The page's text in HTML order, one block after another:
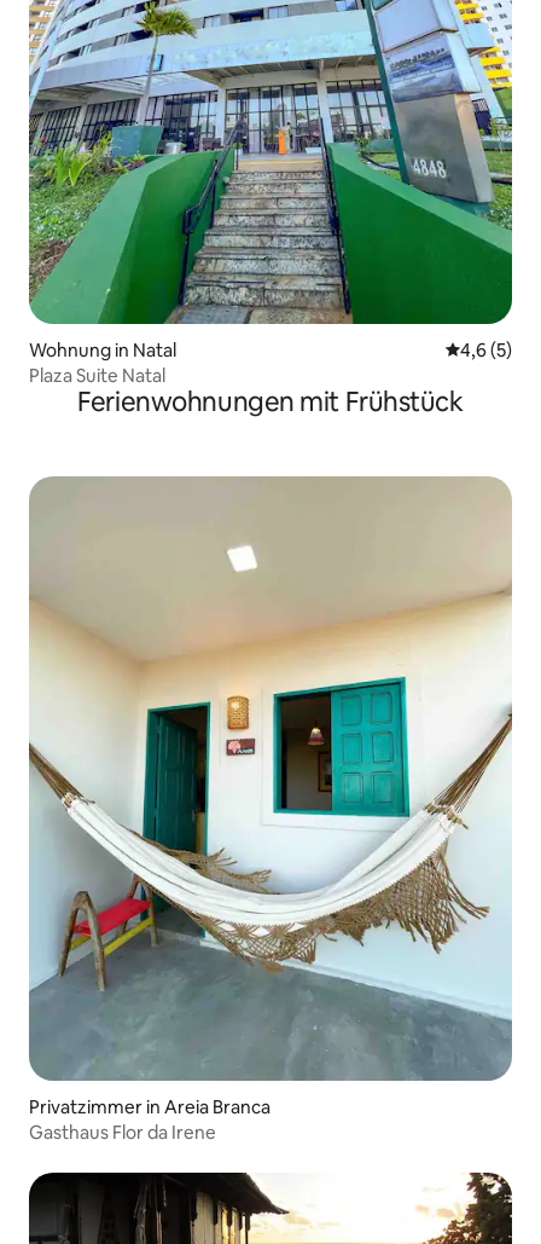
Wohnung in Natal
4,6 (5)
Plaza Suite Natal
Ferienwohnungen mit Frühstück
Privatzimmer in Areia Branca
Gasthaus Flor da Irene